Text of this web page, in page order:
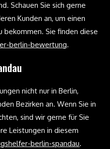
Schauen Sie sich gerne
Kunden an, um einen
bekommen. Sie finden diese
berlin-bewertung.
nicht nur in Berlin,
Bezirken an. Wenn Sie in
sind wir gerne für Sie
Leistungen in diesem
berlin-spandau.